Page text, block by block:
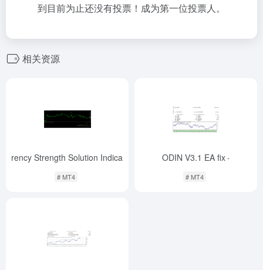
到目前为止还没有投票！成为第一位投票人。
相关资源
Strength Solution Indicator
# MT4
ODIN V3.1 EA fix-
# MT4